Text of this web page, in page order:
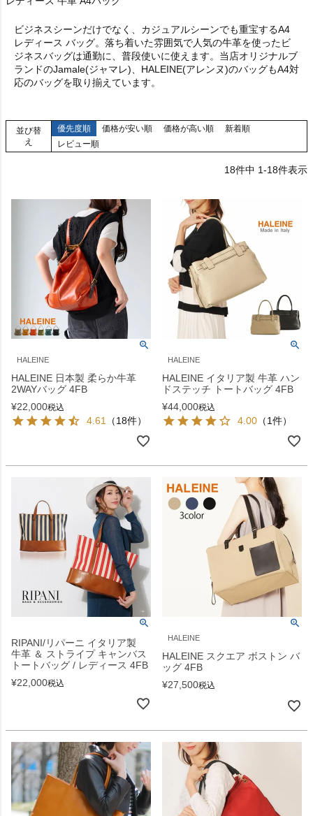
ビジネスシーンだけでなく、カジュアルシーンでも重宝するA4
レディース バッグ。落ち着いた雰囲気で人気の牛革を使ったビ
ジネスバッグは通勤に、普段使いに使えます。当店オリジナルブ
ランドのJamale(ジャマレ)、HALEINE(アレンヌ)のバッグもA4対
応のバッグを取り揃えています。
並び替
え
優先度順 価格が安い順 価格が高い順
新着順
レビュー順
18件中 1-18件表示
HALEINE
HALEINE 日本製 柔らか牛革
2WAYバッグ 4FB
¥22,000税込
4.61 （18件）
HALEINE
HALEINE イタリア製 牛革 ハン
ドステッチ トートバッグ 4FB
¥44,000税込
4.00 （1件）
RIPANI/リパーニ イタリア製
牛革 ＆ ストライプ キャンバス
トートバッグ / レディース 4FB
¥22,000税込
HALEINE
HALEINE スクエア ボストン バ
ッグ 4FB
¥27,500税込